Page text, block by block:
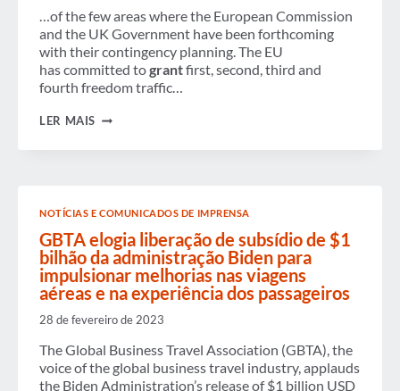
…of the few areas where the European Commission
and the UK Government have been forthcoming
with their contingency planning. The EU
has committed tograntfirst, second, third and
fourth freedom traffic…
LER MAIS ATUALIZAÇÃO
AO
ACORDO
DE
RETIRADA
AUMENTA
A
CHANCE
DE
ACORDO
NOTÍCIAS E COMUNICADOS DE IMPRENSA
GBTA elogia liberação de subsídio de $1
bilhão da administração Biden para
impulsionar melhorias nas viagens
aéreas e na experiência dos passageiros
28 de fevereiro de 2023
The Global Business Travel Association (GBTA), the
voice of the global business travel industry, applauds
the Biden Administration’s release of $1 billion USD